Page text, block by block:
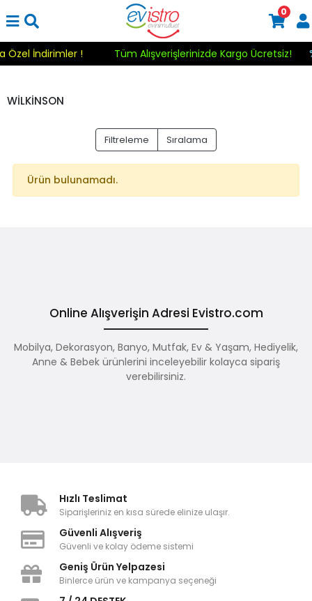
Özel İndirimler ! Tüm Alışverişlerinizde Kargo Ücretsiz!
0
WİLKİNSON
Filtreleme Sıralama
Ürün bulunamadı.
Online Alışverişin Adresi Evistro.com
Mobilya, Dekorasyon, Banyo, Mutfak, Ev & Yaşam, Hediyelik,
Anne & Bebek ürünlerini inceleyebilir kolayca sipariş
verebilirsiniz.
Hızlı Teslimat
Siparişleriniz en kısa sürede elinize ulaşır.
Güvenli Alışveriş
Güvenli ve kolay ödeme sistemi
Geniş Ürün Yelpazesi
Binlerce ürün ve kampanya seçeneği